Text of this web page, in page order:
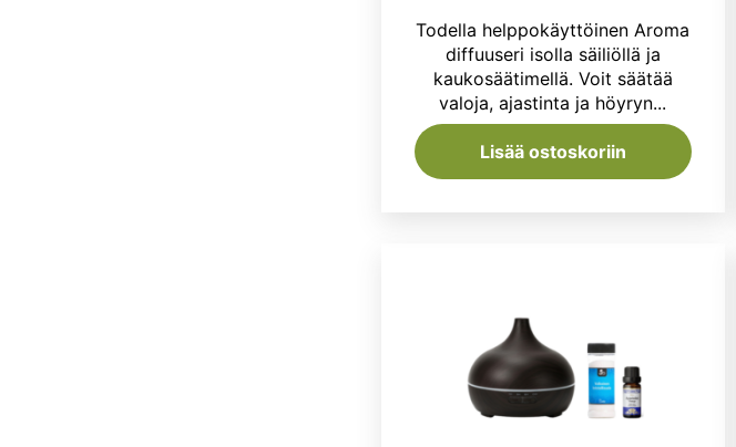
hinta
oli:
63,90 €.
on:
49,95 €.
Todella helppokäyttöinen Aroma
diffuuseri isolla säiliöllä ja
kaukosäätimellä. Voit säätää
valoja, ajastinta ja höyryn...
Lisää ostoskoriin